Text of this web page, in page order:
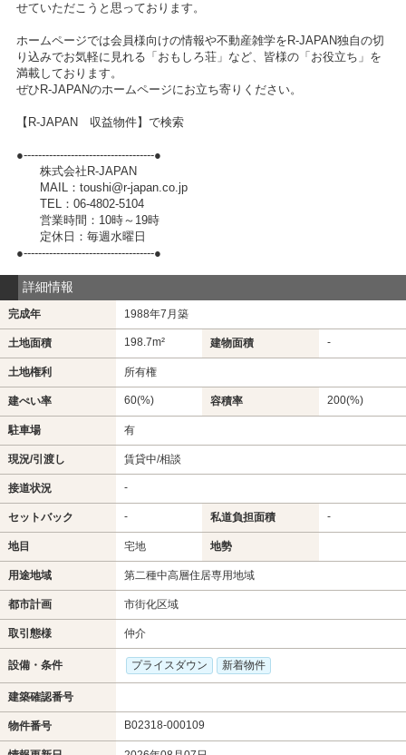
せていただこうと思っております。
ホームページでは会員様向けの情報や不動産雑学をR-JAPAN独自の切
り込みでお気軽に見れる「おもしろ荘」など、皆様の「お役立ち」を
満載しております。
ぜひR-JAPANのホームページにお立ち寄りください。
【R-JAPAN 収益物件】で検索
●------------------------------------●
株式会社R-JAPAN
MAIL：toushi@r-japan.co.jp
TEL：06-4802-5104
営業時間：10時～19時
定休日：毎週水曜日
●------------------------------------●
詳細情報
完成年 1988年7月築
土地面積 198.7m² 建物面積 -
土地権利 所有権
建ぺい率 60(%) 容積率 200(%)
駐車場 有
現況/引渡し 賃貸中/相談
接道状況 -
セットバック - 私道負担面積 -
地目 宅地 地勢
用途地域 第二種中高層住居専用地域
都市計画 市街化区域
取引態様 仲介
設備・条件 プライスダウン 新着物件
建築確認番号
物件番号 B02318-000109